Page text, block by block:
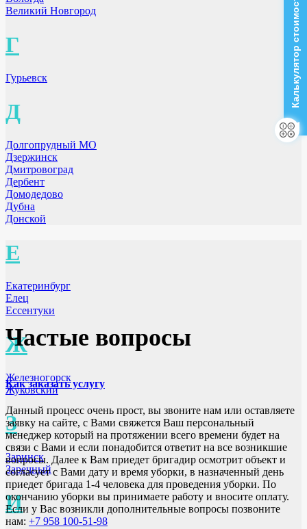
Великий Новгород
Г
Гурьевск
Д
Долгопрудный МО
Дзержинск
Дмитровоград
Дербент
Домодедово
Дубна
Донской
Е
Екатеринбург
Елец
Ессентуки
Ж
Железногорск
Жуковский
З
Заринск
Заречный
И
Частые вопросы
Как заказать услугу
Данный процесс очень прост, вы звоните нам или оставляете
заявку на сайте, с Вами свяжется Ваш персональный
менеджер который на протяжении всего времени будет на
связи с Вами и если понадобится ответит на все возникшие
вопросы. Далее к Вам приедет бригадир осмотрит объект и
согласует с Вами дату и время уборки, в назначенный день
приедет бригада 1-4 человека для проведения уборки. По
окончанию уборки вы принимаете работу и вносите оплату.
Если у Вас возникли дополнительные вопросы позвоните
нам: +7 958 100-51-98
Калькулятор стоимости